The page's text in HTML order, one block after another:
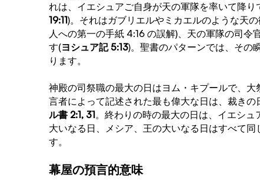
れは、イエシュアご自身が天の軍隊を率いて降
19:11)。それはガブリエルやミカエルのような天
人への第一の手紙 4:16 の誤解)、天の軍隊の司
す(ヨシュア記 5:13)。聖書のパターンでは、その
ります。
神殿の司祭職の最大の日はヨム・キプールで、
言者によって記述された最も偉大な日は、裁きの
ル書 2:1, 31。終わりの時の最大の日は、イエシ
大いなる日、メシア、王の大いなる日はすべて
す。
幕屋の預言的意味